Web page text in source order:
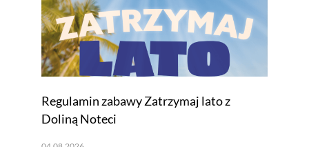
Regulamin zabawy Zatrzymaj lato z
Doliną Noteci